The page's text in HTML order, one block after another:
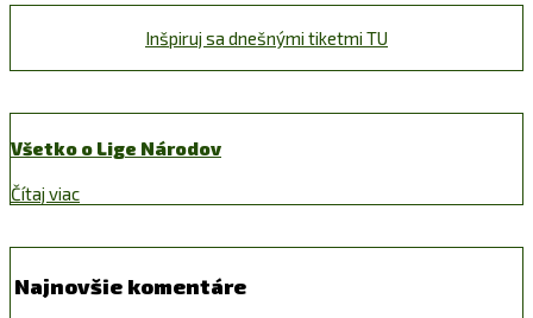
Inšpiruj sa dnešnými tiketmi TU
Všetko o Lige Národov
Čítaj viac
Najnovšie komentáre